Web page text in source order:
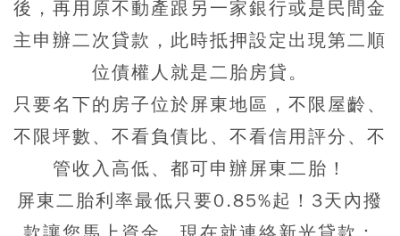
後，再用原不動產跟另一家銀行或是民間金
主申辦二次貸款，此時抵押設定出現第二順
位債權人就是二胎房貸。
只要名下的房子位於屏東地區， 不限屋齡、
不限坪數、不看負債比、不看信用評分、不
管收入高低、都可申辦屏東二胎！
屏東二胎利率最低只要0.85%起！3天內撥